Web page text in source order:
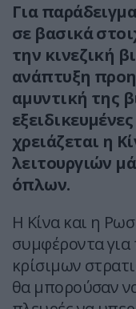
Για
σε βασικά
την κινεζική
ανάπτυξη
αμυντική της
χρειάζεται η
λειτουργιών
όπλων.
Η Κίνα και η
συμφέροντα
κρίσιμων
θα μπορούσαν